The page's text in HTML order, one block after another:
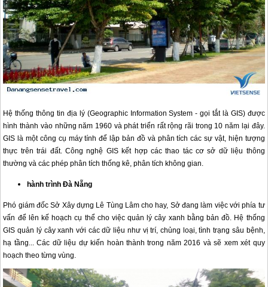
Hệ thống thông tin địa lý (Geographic Information System - gọi tắt là GIS) được
hình thành vào những năm 1960 và phát triển rất rộng rãi trong 10 năm lại đây.
GIS là một công cụ máy tính để lập bản đồ và phân tích các sự vật, hiện tượng
thực trên trái đất. Công nghệ GIS kết hợp các thao tác cơ sở dữ liệu thông
thường và các phép phân tích thống kê, phân tích không gian.
hành trìnhĐà Nẵng
Phó giám đốc Sở Xây dựng Lê Tùng Lâm cho hay, Sở đang làm việc với phía tư
vấn để lên kế hoạch cụ thể cho việc quản lý cây xanh bằng bản đồ. Hệ thống
GIS quản lý cây xanh với các dữ liệu như vị trí, chủng loại, tình trạng sâu bệnh,
hạ tầng... Các dữ liệu dự kiến hoàn thành trong năm 2016 và sẽ xem xét quy
hoạch theo từng vùng.